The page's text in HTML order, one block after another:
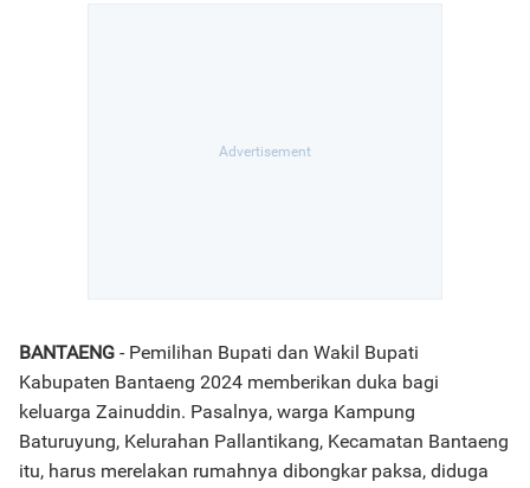
BANTAENG - Pemilihan Bupati dan Wakil Bupati
Kabupaten Bantaeng 2024 memberikan duka bagi
keluarga Zainuddin. Pasalnya, warga Kampung
Baturuyung, Kelurahan Pallantikang, Kecamatan Bantaeng
itu, harus merelakan rumahnya dibongkar paksa, diduga